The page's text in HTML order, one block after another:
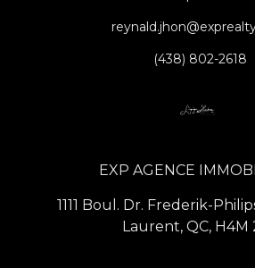
(438) 802-2618
EXP AGENCE
1111 Boul. Dr. Frederik-
Laurent, QC, H4M